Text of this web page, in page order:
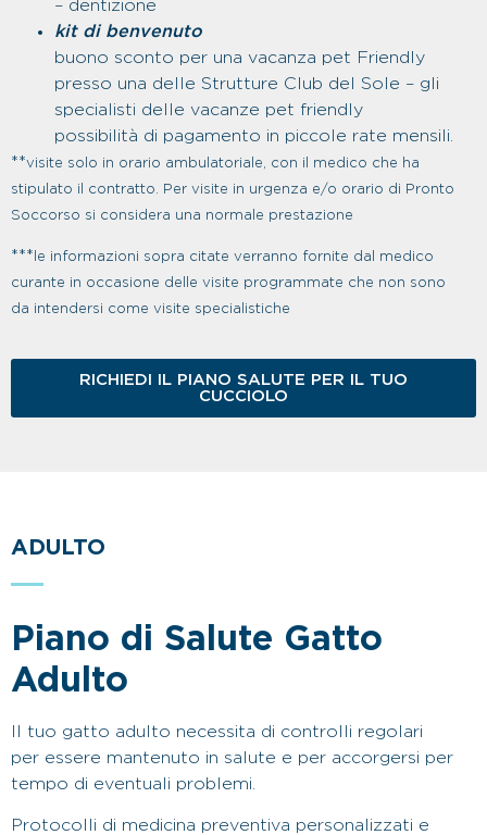
– dentizione
kit di benvenuto
buono sconto per una vacanza pet Friendly
presso una delle Strutture Club del Sole – gli
specialisti delle vacanze pet friendly
possibilità di pagamento in piccole rate mensili.
**visite solo in orario ambulatoriale, con il medico che ha
stipulato il contratto. Per visite in urgenza e/o orario di Pronto
Soccorso si considera una normale prestazione
*** le informazioni sopra citate verranno fornite dal medico
curante in occasione de lle visite programmate che non sono
da intendersi come visite specialistiche
RICHIEDI IL PIANO SALUTE PER IL TUO
CUCCIOLO
ADULTO
Piano di Salute Gatto
Adulto
Il tuo gatto adulto necessita di controlli regolari
per essere mantenuto in salute e per accorgersi per
tempo di eventuali problemi.
Protocolli di medicina preventiva personalizzati e